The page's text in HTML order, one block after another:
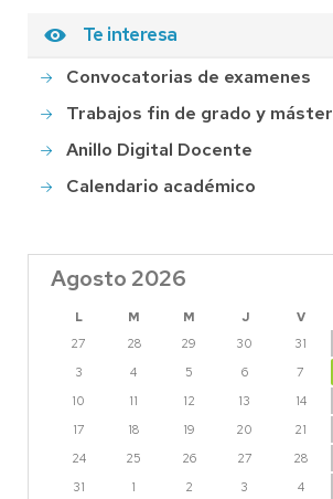
Te interesa
Convocatorias de examenes
Trabajos fin de grado y máster
Anillo Digital Docente
Calendario académico
Agosto 2026
L M M J V
27
28 29 30 31
3
4 5 6 7
10
11 12 13 14
17
18 19 20 21
24
25 26 27 28
31
1 2 3 4